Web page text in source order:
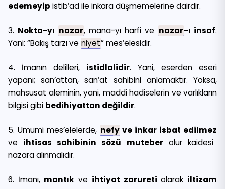
edemeyip istib’ad ile inkara düşmemelerine dairdir.
3. Nokta-yı nazar, mana-yı harfi ve nazar-ı insaf.
Yani: “Bakış tarzı ve niyet” mes’elesidir.
4. İmanın delilleri, istidlalidir. Yani, eserden eseri
yapanı; san’attan, san’at sahibini anlamaktır. Yoksa,
mahsusat aleminin, yani, maddi hadiselerin ve varlıkların
bilgisi gibi bedihiyattan değildir.
5. Umumi mes’elelerde, nefy ve inkar isbat edilmez
ve ihtisas sahibinin sözü muteberolur kaidesi
nazara alınmalıdır.
6. İmanı, mantık ve ihtiyat zarureti olarak iltizam